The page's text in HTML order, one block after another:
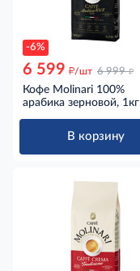
-6%
6 599 д/шт 6 999 д
Кофе Molinari 100%
арабика зерновой, 1кг
В корзину